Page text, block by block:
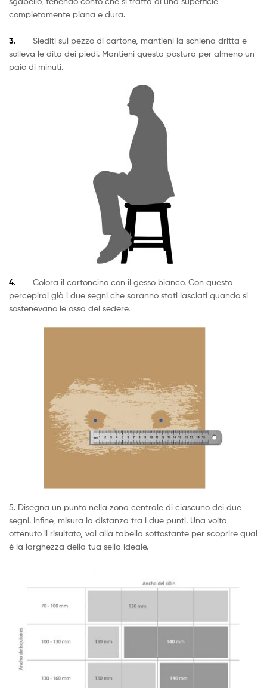
completamente piana e dura.
3. Siediti sul pezzo di cartone, mantieni la schiena dritta e
solleva le dita dei piedi. Mantieni questa postura per almeno un
paio di minuti.
4. Colora il cartoncino con il gesso bianco. Con questo
percepirai già i due segni che saranno stati lasciati quando si
sostenevano le ossa del sedere.
5. Disegna un punto nella zona centrale di ciascuno dei due
segni. Infine, misura la distanza tra i due punti. Una volta
ottenuto il risultato, vai alla tabella sottostante per scoprire qual
è la larghezza della tua sella ideale.